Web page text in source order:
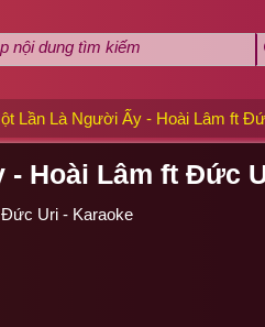
Lần Là Người Ấy - Hoài Lâm ft
- Hoài Lâm ft Đức